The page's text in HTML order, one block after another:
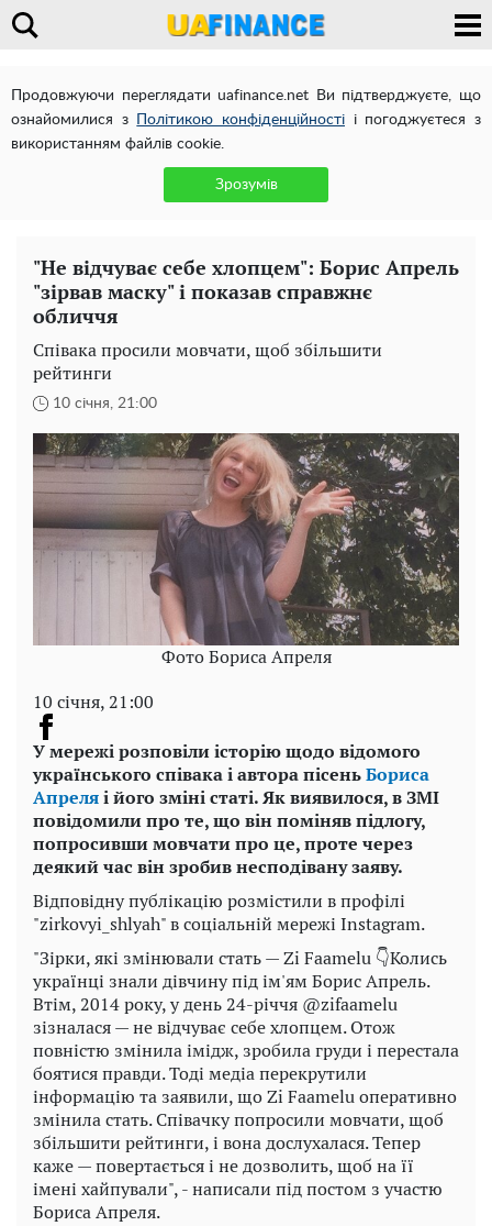
Продовжуючи переглядати uafinance.net Ви підтверджуєте, що
ознайомилися з
Політикою конфіденційності і погоджуєтеся з
використанням файлів cookie.
Зрозумів
"Не відчуває себе хлопцем": Борис Апрель
"зірвав маску" і показав справжнє
обличчя
Співака просили мовчати, щоб збільшити
рейтинги
10 січня, 21:00
Фото Бориса Апреля
10 січня, 21:00
У мережі розповіли історію щодо відомого
українського співака і автора пісеньБориса
Апреляі його зміні статі. Як виявилося, в ЗМІ
повідомили про те, що він поміняв підлогу,
попросивши мовчати про це, проте через
деякий час він зробив несподівану заяву.
Відповідну публікацію розмістили в профілі
"zirkovyi_shlyah" в соціальній мережі Instagram.
"Зірки, які змінювали стать — Zi Faamelu 👇Колись
українці знали дівчину під ім'ям Борис Апрель.
Втім, 2014 року, у день 24-річчя @zifaamelu
зізналася — не відчуває себе хлопцем. Отож
повністю змінила імідж, зробила груди і перестала
боятися правди. Тоді медіа перекрутили
інформацію та заявили, що Zi Faamelu оперативно
змінила стать. Співачку попросили мовчати, щоб
збільшити рейтинги, і вона дослухалася. Тепер
каже — повертається і не дозволить, щоб на її
імені хайпували", - написали під постом з участю
Бориса Апреля.